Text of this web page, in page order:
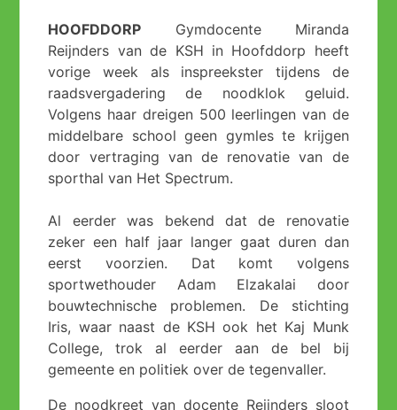
HOOFDDORP Gymdocente Miranda
Reijnders van de KSH in Hoofddorp heeft
vorige week als inspreekster tijdens de
raadsvergadering de noodklok geluid.
Volgens haar dreigen 500 leerlingen van de
middelbare school geen gymles te krijgen
door vertraging van de renovatie van de
sporthal van Het Spectrum.
Al eerder was bekend dat de renovatie
zeker een half jaar langer gaat duren dan
eerst voorzien. Dat komt volgens
sportwethouder Adam Elzakalai door
bouwtechnische problemen. De stichting
Iris, waar naast de KSH ook het Kaj Munk
College, trok al eerder aan de bel bij
gemeente en politiek over de tegenvaller.
De noodkreet van docente Reijnders sloot